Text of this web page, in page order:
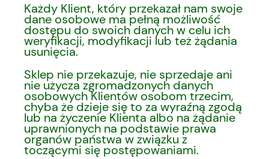
Każdy Klient, który przekazał nam swoje
dane osobowe ma pełną możliwość
dostępu do swoich danych w celu ich
weryfikacji, modyfikacji lub też żądania
usunięcia.
Sklep nie przekazuje, nie sprzedaje ani
nie użycza zgromadzonych danych
osobowych Klientów osobom trzecim,
chyba że dzieje się to za wyraźną zgodą
lub na życzenie Klienta albo na żądanie
uprawnionych na podstawie prawa
organów państwa w związku z
toczącymi się postępowaniami.